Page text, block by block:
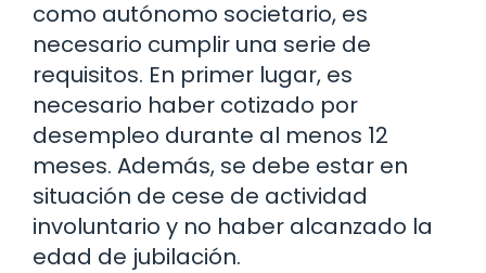
como autónomo societario, es
necesario cumplir una serie de
requisitos. En primer lugar, es
necesario haber cotizado por
desempleo durante al menos 12
meses. Además, se debe estar en
situación de cese de actividad
involuntario y no haber alcanzado la
edad de jubilación.